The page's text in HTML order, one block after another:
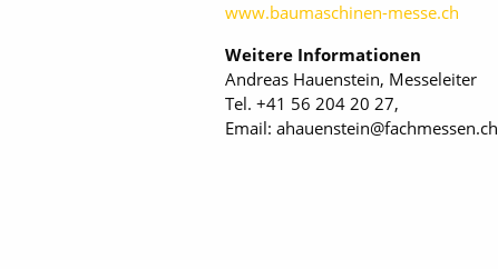
www.baumaschinen-messe.ch
Weitere Informationen
Andreas Hauenstein, Messeleiter
Tel. +41 56 204 20 27,
Email: ahauenstein@fachmessen.ch